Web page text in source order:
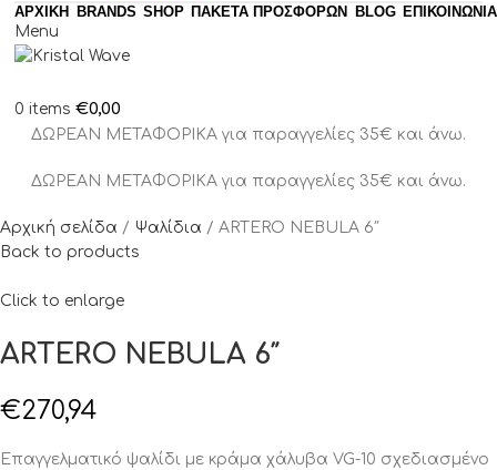
ΑΡΧΙΚΗ
BRANDS SHOP ΠΑΚΈΤΑ ΠΡΟΣΦΟΡΏΝ BLOG ΕΠΙΚΟΙΝΩΝΙΑ
Menu
0 items €0,00
ΔΩΡΕΑΝ ΜΕΤΑΦΟΡΙΚΑ για παραγγελίες 35€ και άνω.
ΔΩΡΕΑΝ ΜΕΤΑΦΟΡΙΚΑ για παραγγελίες 35€ και άνω.
Αρχική σελίδα Ψαλίδια
ARTERO NEBULA 6″
Back to products
Click to enlarge
ARTERO NEBULA 6″
€270,94
Επαγγελματικό ψαλίδι με κράμα χάλυβα VG-10 σχεδιασμένο